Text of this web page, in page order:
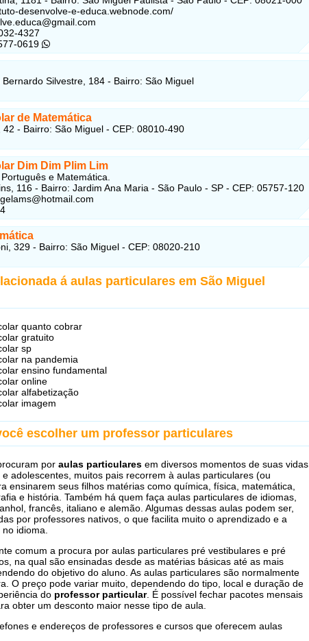
desenvolve-e-educa.webnode.com/
4327
0619
Bernardo Silvestre, 184 - Bairro: São Miguel
de Matemática
42 - Bairro: São Miguel - CEP: 08010-490
Dim Dim Plim Lim
e Matemática.
116 - Bairro: Jardim Ana Maria - São Paulo - SP - CEP: 05757-120
329 - Bairro: São Miguel - CEP: 08020-210
á aulas particulares em São Miguel
quanto cobrar
gratuito
sp
na pandemia
ensino fundamental
online
alfabetização
imagem
escolher um professor particulares
por aulas particulares em diversos momentos de suas vidas.
adolescentes, muitos pais recorrem à aulas particulares (ou
ensinarem seus filhos matérias como química, física, matemática,
e história. Também há quem faça aulas particulares de idiomas,
francês, italiano e alemão. Algumas dessas aulas podem ser,
por professores nativos, o que facilita muito o aprendizado e a
idioma.
comum a procura por aulas particulares pré vestibulares e pré
na qual são ensinadas desde as matérias básicas até as mais
do objetivo do aluno. As aulas particulares são normalmente
O preço pode variar muito, dependendo do tipo, local e duração de
do professor particular. É possível fechar pacotes mensais
obter um desconto maior nesse tipo de aula.
e endereços de professores e cursos que oferecem aulas